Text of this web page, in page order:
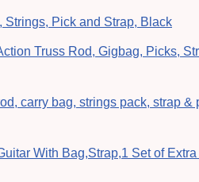
Strings, Pick and Strap, Black
Truss Rod, Gigbag, Picks,
carry bag, strings pack, strap &
With Bag,Strap,1 Set of